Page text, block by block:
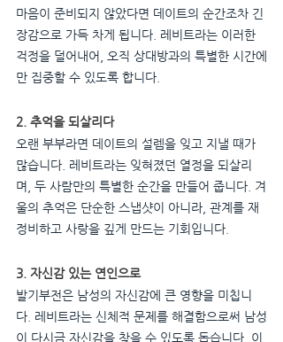
마음이 준비되지 않았다면 데이트의 순간조차 긴
장감으로 가득 차게 됩니다. 레비트라는 이러한
걱정을 덜어내어, 오직 상대방과의 특별한 시간에
만 집중할 수 있도록 합니다.
2. 추억을 되살리다
오랜 부부라면 데이트의 설렘을 잊고 지낼 때가
많습니다. 레비트라는 잊혀졌던 열정을 되살리
며, 두 사람만의 특별한 순간을 만들어 줍니다. 겨
울의 추억은 단순한 스냅샷이 아니라, 관계를 재
정비하고 사랑을 깊게 만드는 기회입니다.
3. 자신감 있는 연인으로
발기부전은 남성의 자신감에 큰 영향을 미칩니
다. 레비트라는 신체적 문제를 해결함으로써 남성
이 다시금 자신감을 찾을 수 있도록 돕습니다. 이